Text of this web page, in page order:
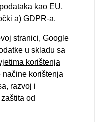
kao EU,
a) GDPR-a.
stranici, Google
u skladu sa
korištenja
načine korištenja
razvoj i
od